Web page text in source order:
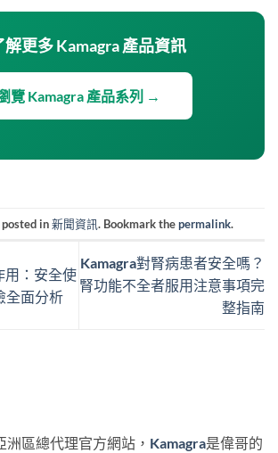
解更多 Kamagra 產品資訊
覽 Kamagra 產品系列 →
in新聞資訊. Bookmark thepermalink.
用：安全使
全面分析
Kamagra對腎病患者安全嗎？
腎功能不全者服用注意事項完
整指南
洲區總代理官方網站， Kamagra是偉哥的